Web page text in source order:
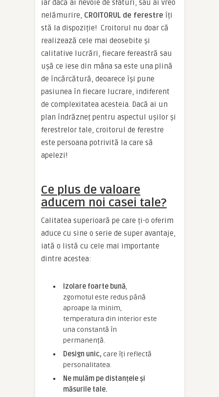
iar dacă ai nevoie de sfaturi, sau ai vreo
nelămurire, CROITORUL de ferestre îți
stă la dispoziție! Croitorul nu doar că
realizează cele mai deosebite și
calitative lucrări, fiecare fereastră sau
ușă ce iese din mâna sa este una plină
de încărcătură, deoarece își pune
pasiunea în fiecare lucrare, indiferent
de complexitatea acesteia. Dacă ai un
plan îndrăzneț pentru aspectul ușilor și
ferestrelor tale, croitorul de ferestre
este persoana potrivită la care să
apelezi!
Ce plus de valoare
aducem noi casei tale?
Calitatea superioară pe care ți-o oferim
aduce cu sine o serie de super avantaje,
iată o listă cu cele mai importante
dintre acestea:
Izolare foarte bună,
zgomotul este redus până
aproape la minim,
temperatura din interior este
una constantă în
permanență.
Design unic, care îți reflectă
personalitatea.
Ne mulăm pe distanțele și
măsurile tale.